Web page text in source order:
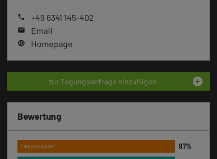
phone +49 6341 145-402
mail Email
language Homepage
zur Tagungsanfrage hinzufügen add_circle
Bewertung
Tagungsplaner